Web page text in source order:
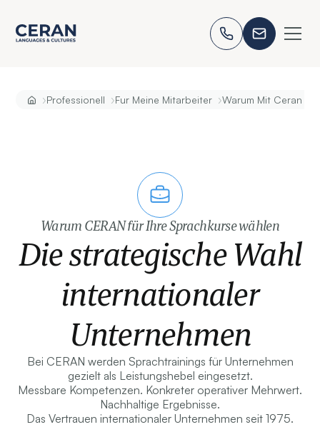
›Professionell ›Fur Meine Mitarbeiter ›Warum Mit Ceran
Warum CERAN für Ihre Sprachkurse wählen
Die strategische Wahl
internationaler
Unternehmen
Bei CERAN werden Sprachtrainings für Unternehmen
gezielt als Leistungshebel eingesetzt.
Messbare Kompetenzen. Konkreter operativer Mehrwert.
Nachhaltige Ergebnisse.
Das Vertrauen internationaler Unternehmen seit 1975.